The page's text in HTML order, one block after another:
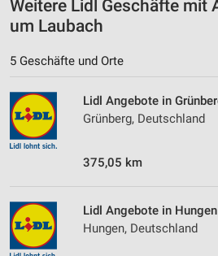
Weitere Lidl Geschäfte mit
um Laubach
5 Geschäfte und Orte
Lidl Angebote in
Grünberg, Deutschland
375,05 km
Lidl Angebote in Hungen
Hungen, Deutschland
IAB-Besonderheiten:
Nicht-IAB-Verarbeitungszwecke:
Notwendig
Performance
Funktional
Werbung